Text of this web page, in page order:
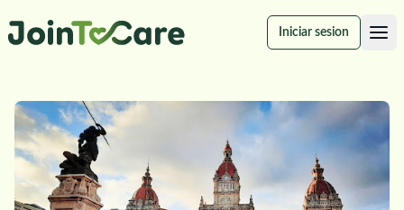
Iniciar sesion